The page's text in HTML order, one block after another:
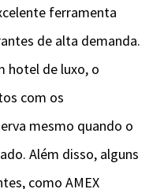
ferramenta
de alta demanda.
hotel de luxo, o
com os
mesmo quando o
Além disso, alguns
como AMEX